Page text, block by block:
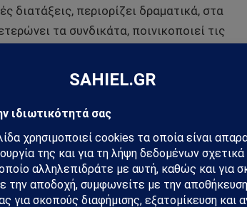
διατάξεις, περιορίζει δραματικά, στα
τα συνδικάτα, ποινικοποιεί τις
εργασίας με ατομική σύμβαση
στη μερική απασχόληση, την
απολύσεις, «θωρακίζονται» με
Εργασίας μπορεί να ρυθμίζει ποιοι
κινητοποιήσεων των εργαζομένων στις